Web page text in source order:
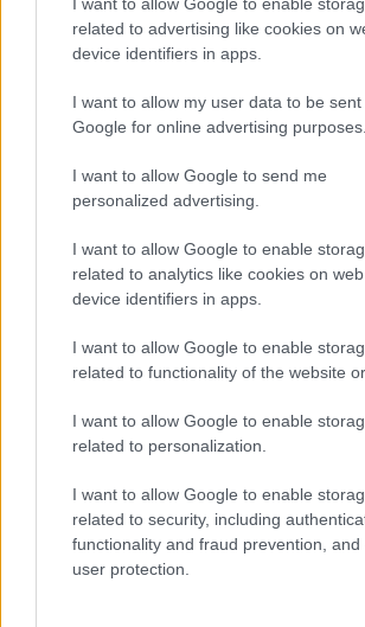
related to advertising like cookies on
device identifiers in apps.
I want to allow my user data to be sent
Google for online advertising purposes.
I want to allow Google to send me
personalized advertising.
I want to allow Google to enable
related to analytics like cookies on
device identifiers in apps.
I want to allow Google to enable
related to functionality of the website
I want to allow Google to enable
related to personalization.
I want to allow Google to enable
related to security, including
functionality and fraud prevention, and
user protection.
τα Android τηλέφωνα τον